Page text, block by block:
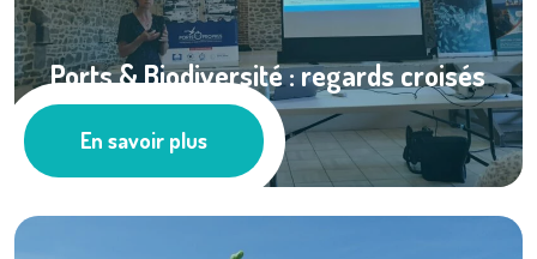
Ports & Biodiversité : regards croisés
...
Actualités
En savoir plus